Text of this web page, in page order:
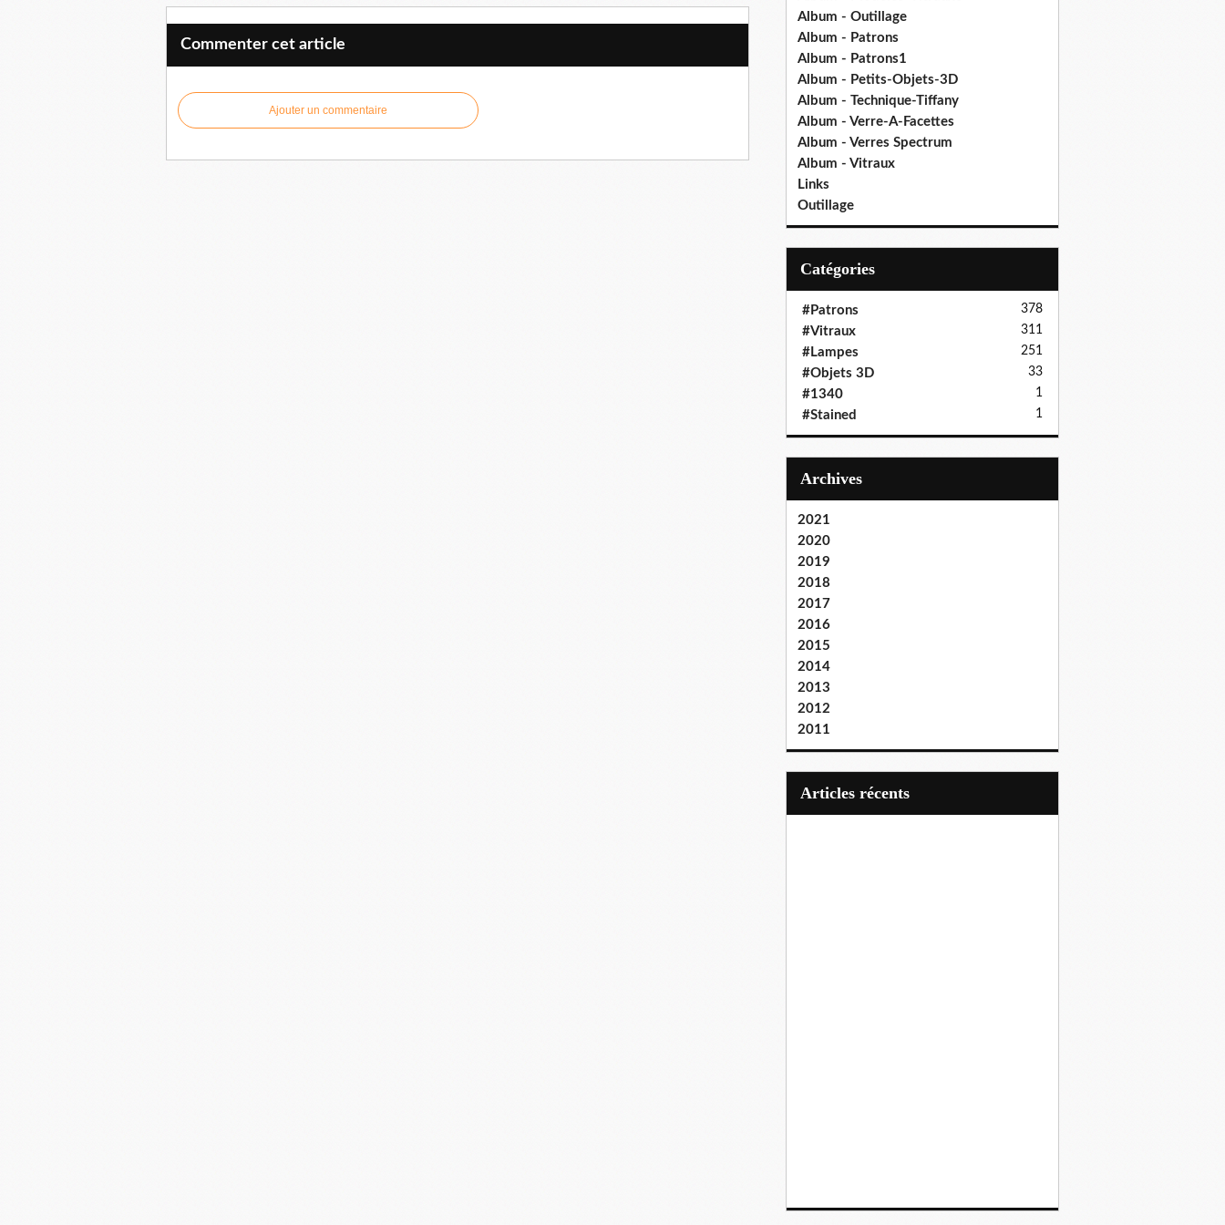
Commenter cet article
Ajouter un commentaire
Album - Outillage
Album - Patrons
Album - Patrons1
Album - Petits-Objets-3D
Album - Technique-Tiffany
Album - Verre-A-Facettes
Album - Verres Spectrum
Album - Vitraux
Links
Outillage
Catégories
#Patrons 378
#Vitraux 311
#Lampes 251
#Objets 3D 33
#1340 1
#Stained 1
Archives
2021
2020
2019
2018
2017
2016
2015
2014
2013
2012
2011
articles récents